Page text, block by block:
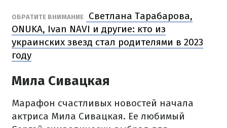
ОБРАТИТЕ ВНИМАНИЕ
Светлана Тарабарова,
ONUKA, Ivan NAVI и другие: кто из
украинских звезд стал родителями в 2023
году
Мила Сивацкая
Марафон счастливых новостей начала
актриса Мила Сивацкая. Ее любимый